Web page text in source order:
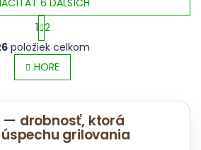
O
v
l
á
c
i
S
t
r
á
n
o
v
1 2
položiek celkom
HORE
— drobnosť, ktorá
grilovania